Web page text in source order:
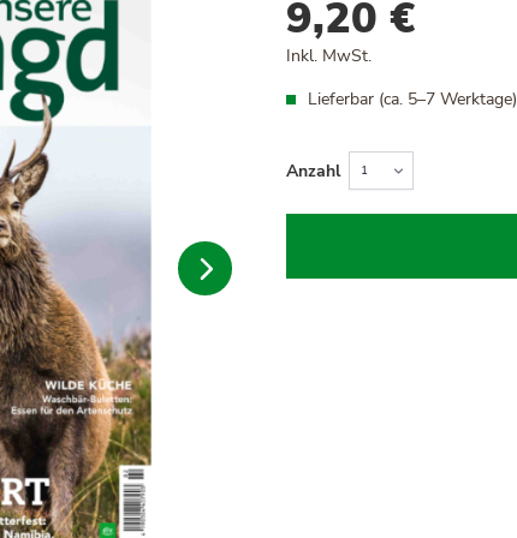
9,20 €
Inkl. MwSt.
Lieferbar (ca. 5–7 Werktage)
Anzahl